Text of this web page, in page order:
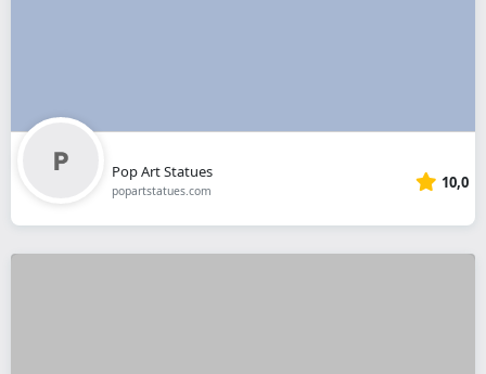
Pop Art Statues
popartstatues.com 10,0